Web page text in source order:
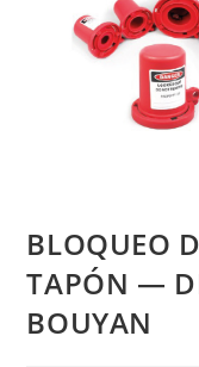
BLOQUEO
TAPÓN —
BOUYAN